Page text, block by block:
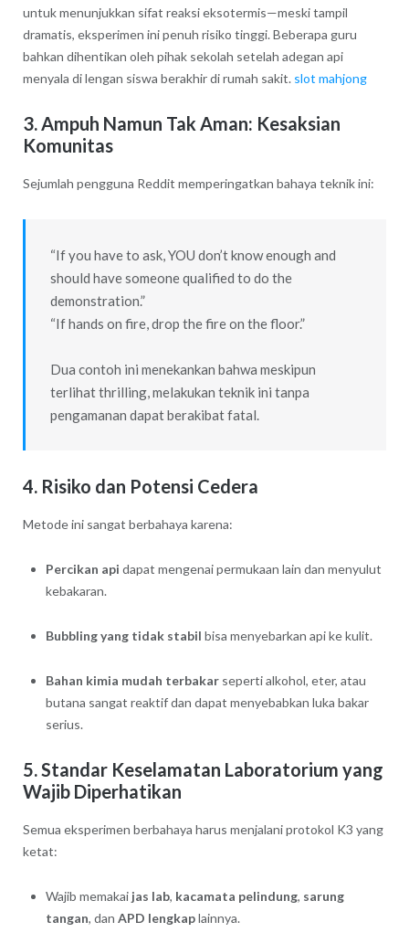
untuk menunjukkan sifat reaksi eksotermis—meski tampil
dramatis, eksperimen ini penuh risiko tinggi. Beberapa guru
bahkan dihentikan oleh pihak sekolah setelah adegan api
menyala di lengan siswa berakhir di rumah sakit. slot mahjong
3. Ampuh Namun Tak Aman: Kesaksian
Komunitas
Sejumlah pengguna Reddit memperingatkan bahaya teknik ini:
“If you have to ask, YOU don’t know enough and
should have someone qualified to do the
demonstration.”
“If hands on fire, drop the fire on the floor.”
Dua contoh ini menekankan bahwa meskipun
terlihat thrilling, melakukan teknik ini tanpa
pengamanan dapat berakibat fatal.
4. Risiko dan Potensi Cedera
Metode ini sangat berbahaya karena:
Percikan api dapat mengenai permukaan lain dan menyulut
kebakaran.
Bubbling yang tidak stabil bisa menyebarkan api ke kulit.
Bahan kimia mudah terbakarseperti alkohol, eter, atau
butana sangat reaktif dan dapat menyebabkan luka bakar
serius.
5. Standar Keselamatan Laboratorium yang
Wajib Diperhatikan
Semua eksperimen berbahaya harus menjalani protokol K3 yang
ketat:
Wajib memakai jas lab, kacamata pelindung, sarung
tangan, dan APD lengkaplainnya.